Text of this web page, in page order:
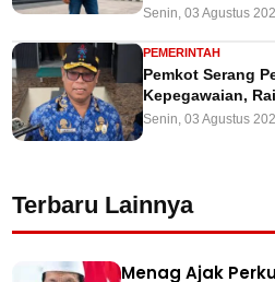
Senin, 03 Agustus
PEMERINTAH
Pemkot Serang
Kepegawaian,
Senin, 03 Agustus
Terbaru Lainnya
Menag Ajak